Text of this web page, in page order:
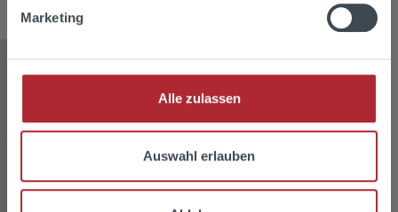
Marketing
Alle zulassen
Auswahl erlauben
Service-Hotline
Informationen